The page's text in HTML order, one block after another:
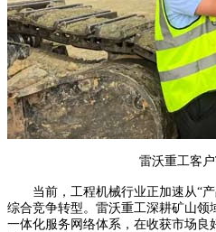
雷沃重工客户
当前，工程机械行业正加速从“产
综合竞争转型。雷沃重工深耕矿山领
一体化服务网络体系，在收获市场良